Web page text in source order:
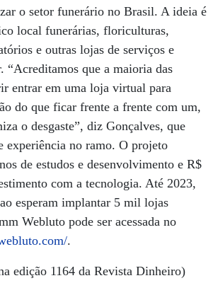
o setor funerário no Brasil. A ideia é
local funerárias, floriculturas,
e outras lojas de serviços e
“Acreditamos que a maioria das
entrar em uma loja virtual para
do que ficar frente a frente com um,
o desgaste”, diz Gonçalves, que
experiência no ramo. O projeto
de estudos e desenvolvimento e R$
com a tecnologia. Até 2023,
esperam implantar 5 mil lojas
Webluto pode ser acessada no
.
edição 1164 da Revista Dinheiro)